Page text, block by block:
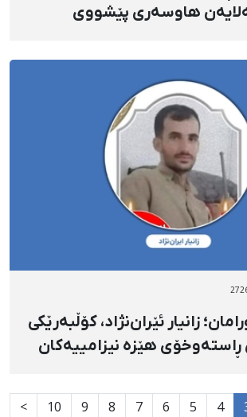
هاوسەری پێشووی
زانیار ئێران‌نژاد، کۆڵبەرێکی
ڕاستەوخۆی هێزە نیزامییەکان
4
5
6
7
8
9
10
>